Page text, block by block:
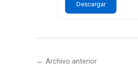
Descargar
← Archivo anterior